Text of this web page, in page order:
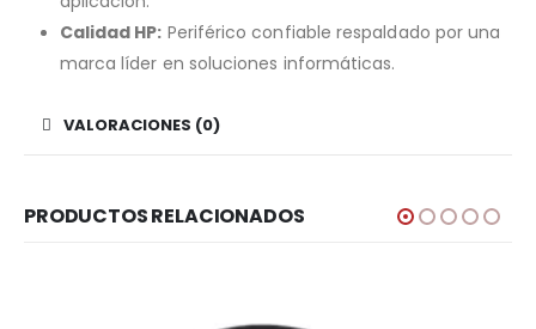
Calidad HP: Periférico confiable respaldado por una
marca líder en soluciones informáticas.
VALORACIONES (0)
PRODUCTOS RELACIONADOS